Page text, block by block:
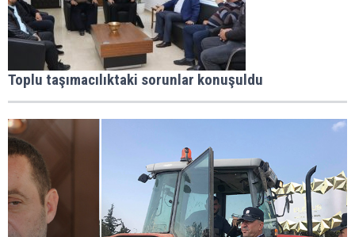
Toplu taşımacılıktaki sorunlar konuşuldu